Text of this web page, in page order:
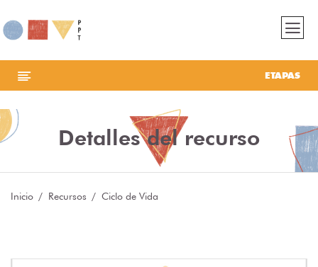
ETAPAS
Detalles del recurso
Inicio Recursos Ciclo de Vida